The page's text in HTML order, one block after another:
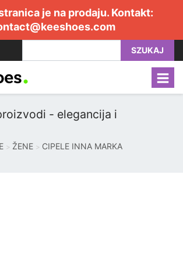
je na prodaju. Kontakt:
SZUKAJ
- elegancija i
ŽENE CIPELE INNA MARKA